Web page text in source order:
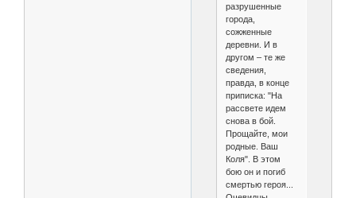
разрушенные
города,
сожженные
деревни. И в
другом – те же
сведения,
правда, в конце
приписка: "На
рассвете идем
снова в бой.
Прощайте, мои
родные. Ваш
Коля". В этом
бою он и погиб
смертью героя...